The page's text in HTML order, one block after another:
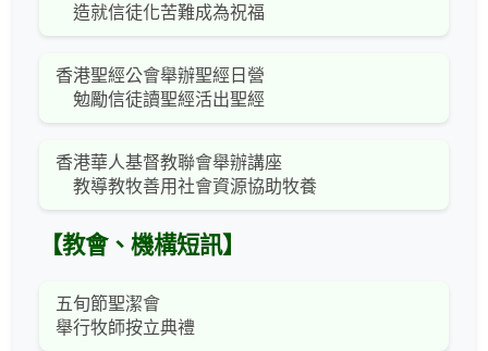
造就信徒化苦難成為祝福
香港聖經公會舉辦聖經日營
勉勵信徒讀聖經活出聖經
香港華人基督教聯會舉辦講座
教導教牧善用社會資源協助牧養
【教會、機構短訊】
五旬節聖潔會
舉行牧師按立典禮